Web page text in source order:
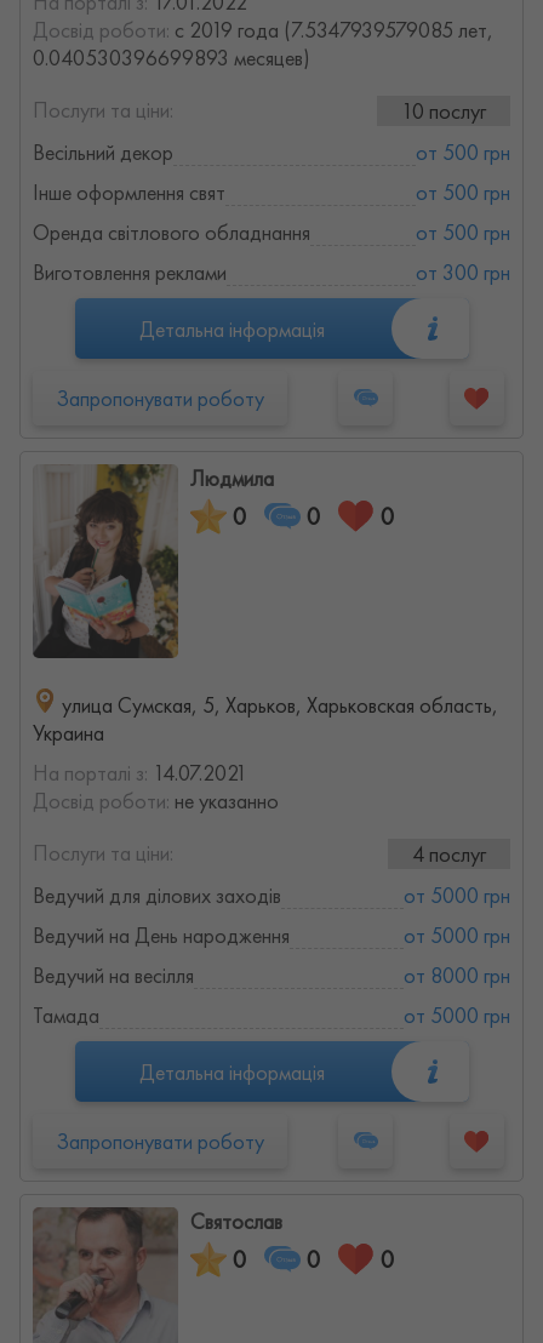
Досвід роботи: с 2019 года (7.5347939579085 лет,
0.040530396699893 месяцев)
Послуги та ціни:
10 послуг
Весільний декор
от 500 грн
Інше оформлення свят
от 500 грн
Оренда світлового обладнання
от 500 грн
Виготовлення реклами
от 300 грн
Детальна інформація
Запропонувати роботу
Людмила
0 0 0
улица Сумская, 5, Харьков, Харьковская область,
Украина
На порталі з: 14.07.2021
Досвід роботи: не указанно
Послуги та ціни:
4 послуг
Ведучий для ділових заходів
от 5000 грн
Ведучий на День народження
от 5000 грн
Ведучий на весілля
от 8000 грн
Тамада
от 5000 грн
Детальна інформація
Запропонувати роботу
Святослав
0 0 0